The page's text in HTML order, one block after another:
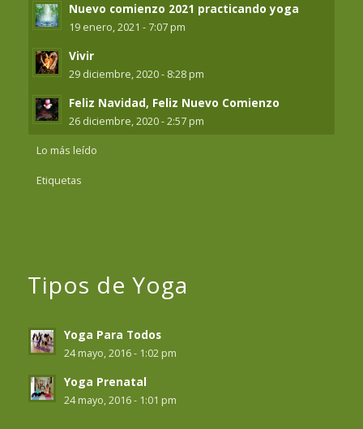
Nuevo comienzo 2021 practicando yoga
19 enero, 2021 - 7:07 pm
Vivir
29 diciembre, 2020 - 8:28 pm
Feliz Navidad, Feliz Nuevo Comienzo
26 diciembre, 2020 - 2:57 pm
Lo más leído
Etiquetas
Tipos de Yoga
Yoga Para Todos
24 mayo, 2016 - 1:02 pm
Yoga Prenatal
24 mayo, 2016 - 1:01 pm